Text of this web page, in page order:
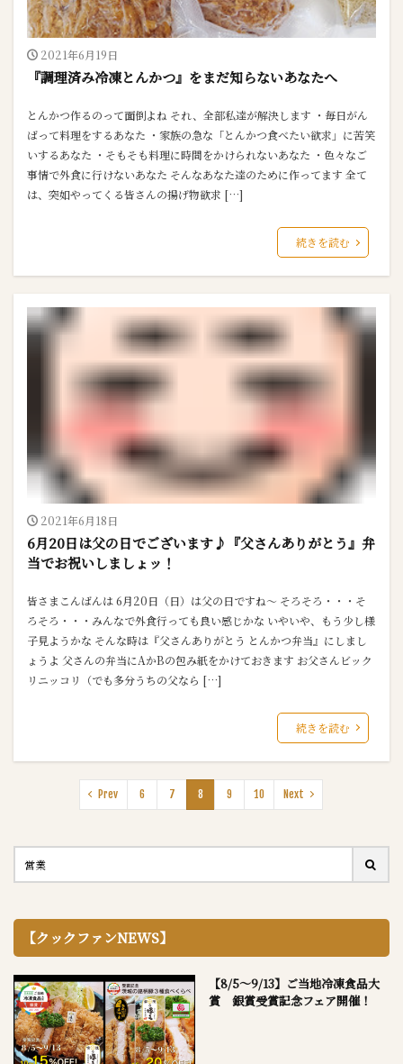
2021年6月19日
『調理済み冷凍とんかつ』をまだ知らないあなたへ
とんかつ作るのって面倒よね それ、全部私達が解決します ・毎日がん
ばって料理をするあなた ・家族の急な「とんかつ食べたい欲求」に苦笑
いするあなた ・そもそも料理に時間をかけられないあなた ・色々なご
事情で外食に行けないあなた そんなあなた達のために作ってます 全て
は、突如やってくる皆さんの揚げ物欲求 […]
続きを読む
2021年6月18日
6月20日は父の日でございます♪『父さんありがとう』弁
当でお祝いしましょッ！
皆さまこんばんは 6月20日（日）は父の日ですね～ そろそろ・・・そ
ろそろ・・・みんなで外食行っても良い感じかな いやいや、もう少し様
子見ようかな そんな時は『父さんありがとう とんかつ弁当』にしまし
ょうよ 父さんの弁当にAかBの包み紙をかけておきます お父さんビック
リニッコリ（でも多分うちの父なら […]
続きを読む
Prev 6 7 8 9 10 Next
【クックファンNEWS】
【8/5～9/13】ご当地冷凍食品大
賞 銀賞受賞記念フェア開催！